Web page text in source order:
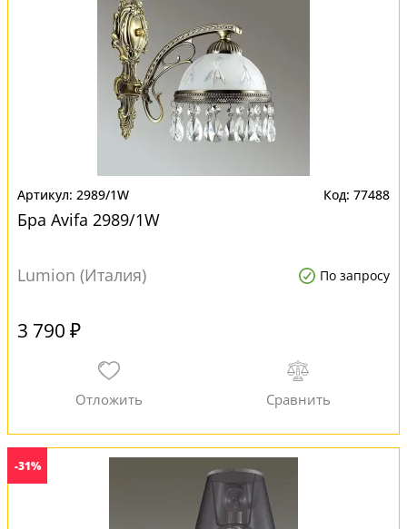
2989/1W 77488
Бра Avifa 2989/1W
Lumion (Италия) По запросу
3 790 ₽
-31%